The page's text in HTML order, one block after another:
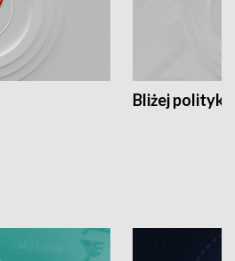
Bliżej polityki